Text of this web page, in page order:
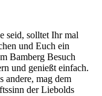
seid, solltet Ihr mal
und Euch ein
Bamberg Besuch
und genießt einfach.
andere, mag dem
der Liebolds